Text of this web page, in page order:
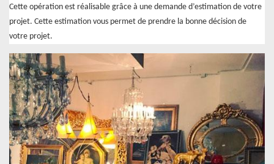
Cette opération est réalisable grâce à une demande d’estimation de votre
projet. Cette estimation vous permet de prendre la bonne décision de
votre projet.